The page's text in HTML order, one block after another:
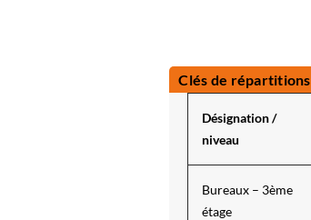
Clés de répartitions
Désignation /
niveau
Bureaux – 3ème
étage